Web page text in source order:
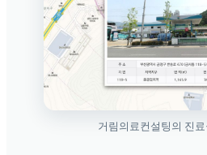
거림의료컨설팅의 진